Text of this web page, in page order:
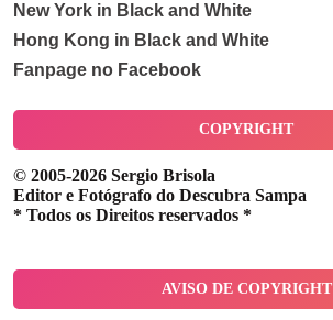
New York in Black and White
Hong Kong in Black and White
Fanpage no Facebook
COPYRIGHT
© 2005-2026 Sergio Brisola
Editor e Fotógrafo do Descubra Sampa
* Todos os Direitos reservados *
AVISO DE COPYRIGHT